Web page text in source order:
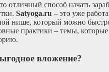
отличный способ начать
Satyoga.ru – это уже
нише, который можно
практики – темы, которые
вложение?